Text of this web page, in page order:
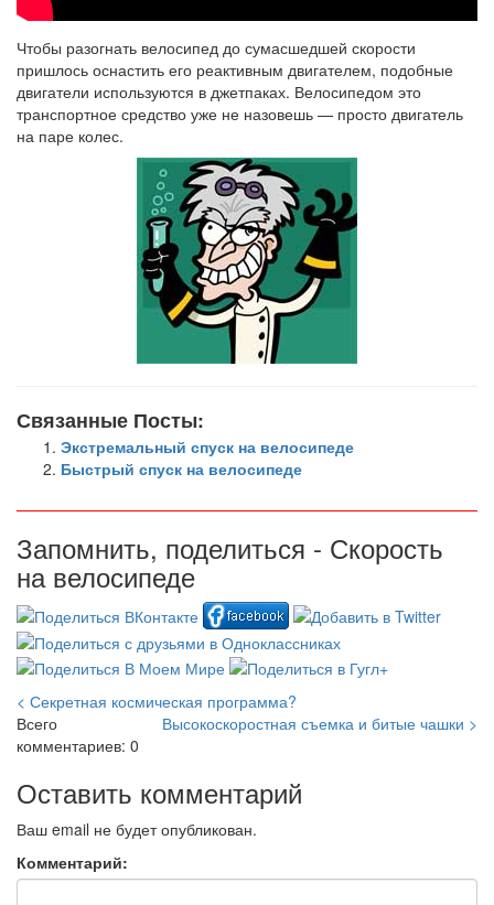
Чтобы разогнать велосипед до сумасшедшей скорости
пришлось оснастить его реактивным двигателем, подобные
двигатели используются в джетпаках. Велосипедом это
транспортное средство уже не назовешь — просто двигатель
на паре колес.
Связанные Посты:
Экстремальный спуск на велосипеде
Быстрый спуск на велосипеде
Запомнить, поделиться - Скорость
на велосипеде
< Секретная космическая программа?
Высокоскоростная съемка и битые чашки >
Всего
комментариев: 0
Оставить комментарий
Ваш email не будет опубликован.
Комментарий: